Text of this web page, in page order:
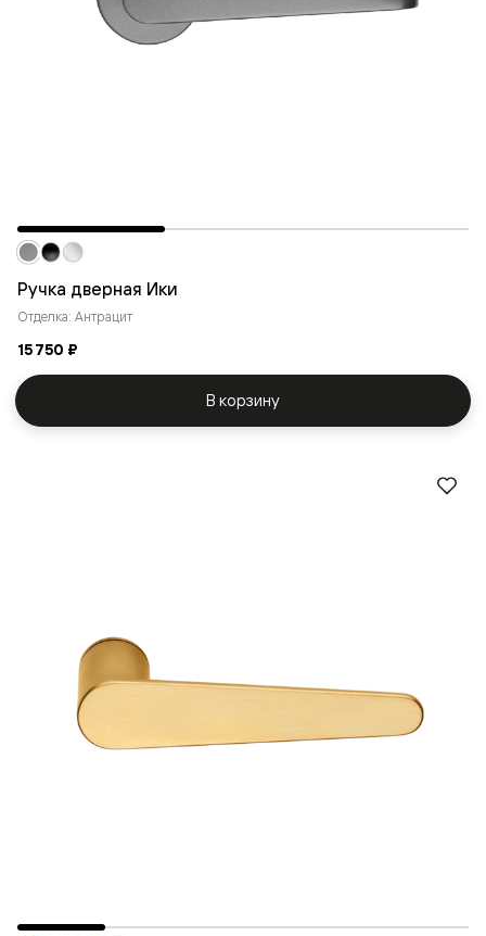
Ручка дверная Ики
Отделка: Антрацит
15 750 ₽
В корзину